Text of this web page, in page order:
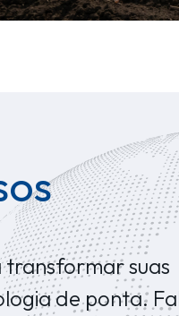
transformar suas
de ponta.